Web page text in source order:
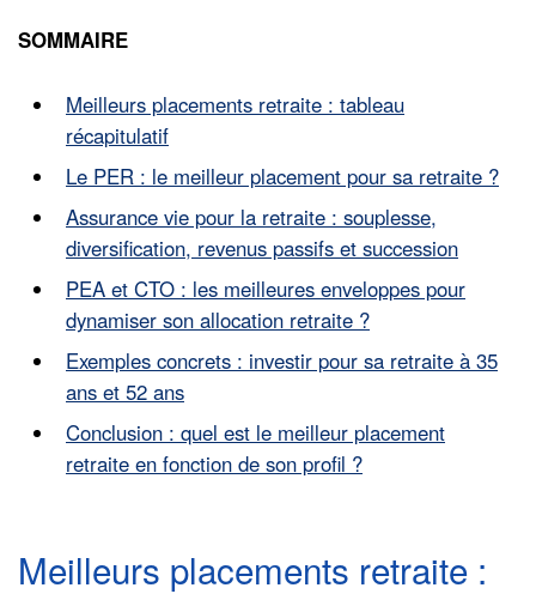
SOMMAIRE
Meilleurs placements retraite : tableau
récapitulatif
Le PER : le meilleur placement pour sa retraite ?
Assurance vie pour la retraite : souplesse,
diversification, revenus passifs et succession
PEA et CTO : les meilleures enveloppes pour
dynamiser son allocation retraite ?
Exemples concrets : investir pour sa retraite à 35
ans et 52 ans
Conclusion : quel est le meilleur placement
retraite en fonction de son profil ?
Meilleurs placements retraite :